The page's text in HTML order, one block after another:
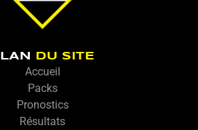
DU SITE
Accueil
Packs
Pronostics
Résultats